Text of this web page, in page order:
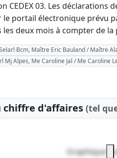
CEDEX 03. Les
portail électronique prévu
les deux mois à compter de
Bcm, Maître Eric Bauland / Maître
Mj Alpes, Me Caroline Jal / Me Caroline
chiffre d'affaires (tel
Graphique